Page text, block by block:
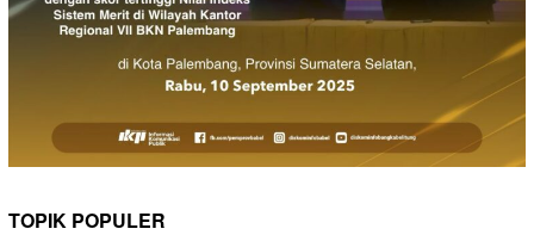
TOPIK POPULER